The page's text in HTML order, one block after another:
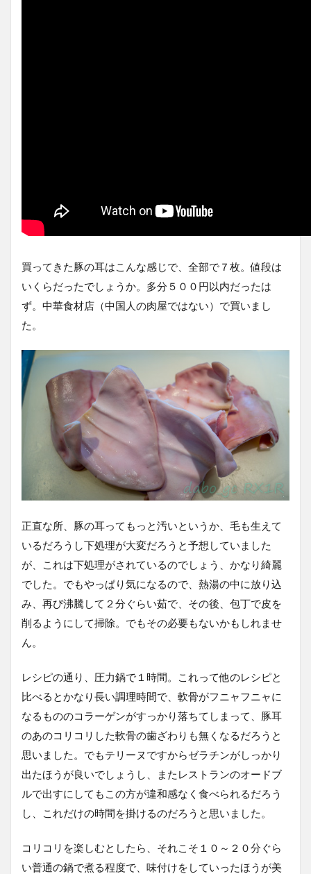
買ってきた豚の耳はこんな感じで、全部で７枚。値段は
いくらだったでしょうか。多分５００円以内だったは
ず。中華食材店（中国人の肉屋ではない）で買いまし
た。
正直な所、豚の耳ってもっと汚いというか、毛も生えて
いるだろうし下処理が大変だろうと予想していました
が、これは下処理がされているのでしょう、かなり綺麗
でした。でもやっぱり気になるので、熱湯の中に放り込
み、再び沸騰して２分ぐらい茹で、その後、包丁で皮を
削るようにして掃除。でもその必要もないかもしれませ
ん。
レシピの通り、圧力鍋で１時間。これって他のレシピと
比べるとかなり長い調理時間で、軟骨がフニャフニャに
なるもののコラーゲンがすっかり落ちてしまって、豚耳
のあのコリコリした軟骨の歯ざわりも無くなるだろうと
思いました。でもテリーヌですからゼラチンがしっかり
出たほうが良いでしょうし、またレストランのオードブ
ルで出すにしてもこの方が違和感なく食べられるだろう
し、これだけの時間を掛けるのだろうと思いました。
コリコリを楽しむとしたら、それこそ１０～２０分ぐら
い普通の鍋で煮る程度で、味付けをしていったほうが美